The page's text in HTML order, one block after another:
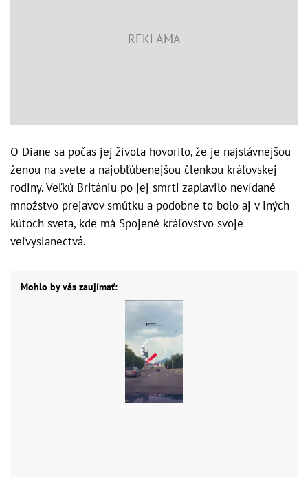
O Diane sa počas jej života hovorilo, že je najslávnejšou
ženou na svete a najobľúbenejšou členkou kráľovskej
rodiny. Veľkú Britániu po jej smrti zaplavilo nevídané
množstvo prejavov smútku a podobne to bolo aj v iných
kútoch sveta, kde má Spojené kráľovstvo svoje
veľvyslanectvá.
Mohlo by vás zaujímať: